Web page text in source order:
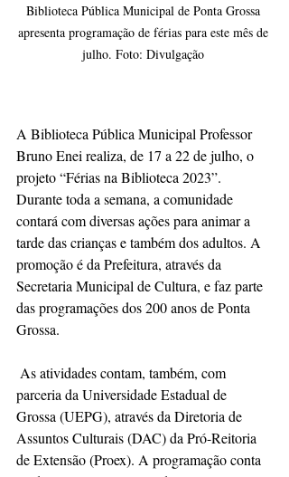
Biblioteca Pública Municipal de Ponta Grossa
apresenta programação de férias para este mês de
julho. Foto: Divulgação
A Biblioteca Pública Municipal Professor
Bruno Enei realiza, de 17 a 22 de julho, o
projeto “Férias na Biblioteca 2023”.
Durante toda a semana, a comunidade
contará com diversas ações para animar a
tarde das crianças e também dos adultos. A
promoção é da Prefeitura, através da
Secretaria Municipal de Cultura, e faz parte
das programações dos 200 anos de Ponta
Grossa.
parceria da Universidade Estadual de
Grossa (UEPG), através da Diretoria de
Assuntos Culturais (DAC) da Pró-Reitoria
de Extensão (Proex). A programação conta